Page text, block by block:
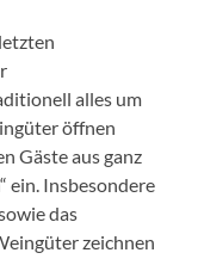
alles um
öffnen
Gäste aus ganz
ein. Insbesondere
das
zeichnen